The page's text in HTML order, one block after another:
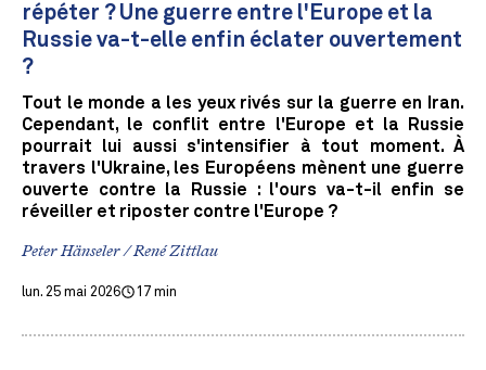
répéter ? Une guerre entre l'Europe et la
Russie va-t-elle enfin éclater ouvertement
?
Tout le monde a les yeux rivés sur la guerre en Iran.
Cependant, le conflit entre l'Europe et la Russie
pourrait lui aussi s'intensifier à tout moment. À
travers l'Ukraine, les Européens mènent une guerre
ouverte contre la Russie : l'ours va-t-il enfin se
réveiller et riposter contre l'Europe ?
Peter Hänseler / René Zittlau
lun. 25 mai 2026 17 min